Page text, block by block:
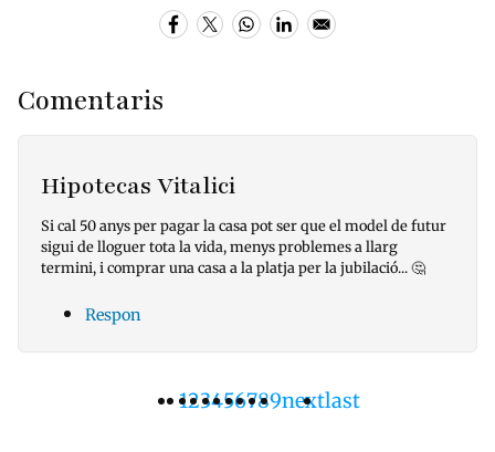
Comentaris
Hipotecas Vitalici
Si cal 50 anys per pagar la casa pot ser que el model de futur
sigui de lloguer tota la vida, menys problemes a llarg
termini, i comprar una casa a la platja per la jubilació... 🤔
Respon
Pàgina
1Pàgina
2Pàgina
3Pàgina
4Pàgina
5Pàgina
6Pàgina
7Pàgina
8Pàgina
9Pàgina
nextÚltima
last